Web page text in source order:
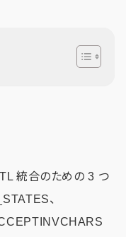
統合のための 3 つ
、